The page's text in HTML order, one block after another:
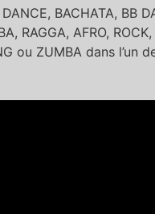
BACHATA, BB
RAGGA, AFRO,
ou ZUMBA dans